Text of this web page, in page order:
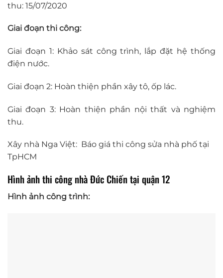
thu: 15/07/2020
Giai đoạn thi công:
Giai đoạn 1: Khảo sát công trình, lắp đặt hệ thống
điện nước.
Giai đoạn 2: Hoàn thiện phần xây tô, ốp lác.
Giai đoạn 3: Hoàn thiện phần nội thất và nghiệm
thu.
Xây nhà Nga Việt: Báo giá thi công sửa nhà phố tại
TpHCM
Hình ảnh thi công nhà Đức Chiến tại quận 12
Hình ảnh công trình: